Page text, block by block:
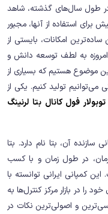
طول سال‌های گذشته، شاهد
استفاده از آنها، مجبور
امکانات، بایستی از
به لطف توسعه دانش و
موضوع هستیم که بسیاری از
تولید کنیم. یکی از
فول کانال بتا لرنینگ
آن، بتا نام دارد. بتا
در طول زمان و با کسب
کمپانی ایرانی توانسته با
را در بازار مرکز کنترل‌ها به
و اصولی‌ترین نکات در